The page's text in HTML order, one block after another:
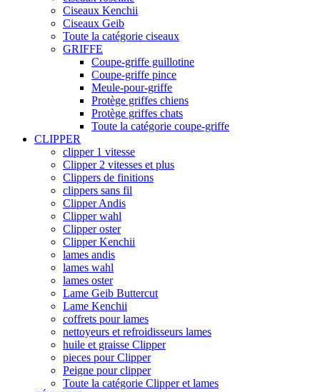
Ciseaux Kenchii
Ciseaux Geib
Toute la catégorie ciseaux
GRIFFE
Coupe-griffe guillotine
Coupe-griffe pince
Meule-pour-griffe
Protège griffes chiens
Protège griffes chats
Toute la catégorie coupe-griffe
CLIPPER
clipper 1 vitesse
Clipper 2 vitesses et plus
Clippers de finitions
clippers sans fil
Clipper Andis
Clipper wahl
Clipper oster
Clipper Kenchii
lames andis
lames wahl
lames oster
Lame Geib Buttercut
Lame Kenchii
coffrets pour lames
nettoyeurs et refroidisseurs lames
huile et graisse Clipper
pieces pour Clipper
Peigne pour clipper
Toute la catégorie Clipper et lames